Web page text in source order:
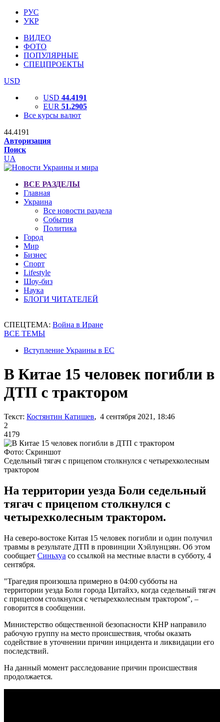
РУС
УКР
ВИДЕО
ФОТО
ПОПУЛЯРНЫЕ
СПЕЦПРОЕКТЫ
USD
USD 44.4191
EUR 51.2905
Все курсы валют
44.4191
Авторизация
Поиск
UA
ВСЕ РАЗДЕЛЫ
Главная
Украина
Все новости раздела
События
Политика
Город
Мир
Бизнес
Спорт
Lifestyle
Шоу-биз
Наука
БЛОГИ ЧИТАТЕЛЕЙ
СПЕЦТЕМА: Война в Иране
ВСЕ ТЕМЫ
Вступление Украины в ЕС
В Китае 15 человек погибли в
ДТП с трактором
Текст: Костянтин Катишев, 4 сентября 2021, 18:46
2
4179
Фото: Скриншот
Седельный тягач с прицепом столкнулся с четырехколесным
трактором
На территории уезда Боли седельный
тягач с прицепом столкнулся с
четырехколесным трактором.
На северо-востоке Китая 15 человек погибли и один получил
травмы в результате ДТП в провинции Хэйлунцзян. Об этом
сообщает Синьхуа со ссылкой на местные власти в субботу, 4
сентября.
"Трагедия произошла примерно в 04:00 субботы на
территории уезда Боли города Цитайхэ, когда седельный тягач
с прицепом столкнулся с четырехколесным трактором", –
говорится в сообщении.
Министерство общественной безопасности КНР направило
рабочую группу на место происшествия, чтобы оказать
содействие в уточнении причин инцидента и ликвидации его
последствий.
На данный момент расследование причин происшествия
продолжается.